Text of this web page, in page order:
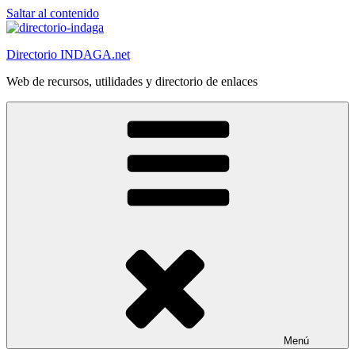
Saltar al contenido
Directorio INDAGA.net
Web de recursos, utilidades y directorio de enlaces
Menú